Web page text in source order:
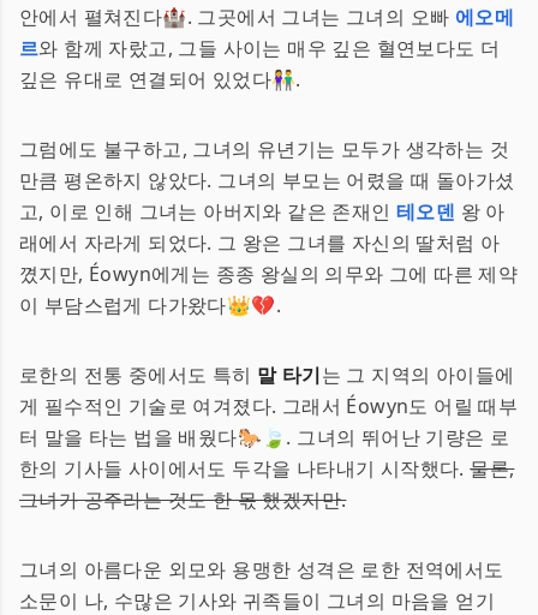
안에서 펼쳐진다🏰. 그곳에서 그녀는 그녀의 오빠 에오메
르와 함께 자랐고, 그들 사이는 매우 깊은 혈연보다도 더
깊은 유대로 연결되어 있었다👫.
그럼에도 불구하고, 그녀의 유년기는 모두가 생각하는 것
만큼 평온하지 않았다. 그녀의 부모는 어렸을 때 돌아가셨
고, 이로 인해 그녀는 아버지와 같은 존재인 테오덴 왕 아
래에서 자라게 되었다. 그 왕은 그녀를 자신의 딸처럼 아
꼈지만, Éowyn에게는 종종 왕실의 의무와 그에 따른 제약
이 부담스럽게 다가왔다👑💔.
로한의 전통 중에서도 특히 말 타기는 그 지역의 아이들에
게 필수적인 기술로 여겨졌다. 그래서 Éowyn도 어릴 때부
터 말을 타는 법을 배웠다🐎🍃. 그녀의 뛰어난 기량은 로
한의 기사들 사이에서도 두각을 나타내기 시작했다.물론,
그녀가 공주라는 것도 한 몫 했겠지만.
그녀의 아름다운 외모와 용맹한 성격은 로한 전역에서도
소문이 나, 수많은 기사와 귀족들이 그녀의 마음을 얻기